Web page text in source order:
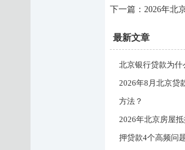
下一篇： 2026年北
最新文章
北京银行贷款为什
2026年8月北京贷
方法？
2026年北京房屋
押贷款4个高频问